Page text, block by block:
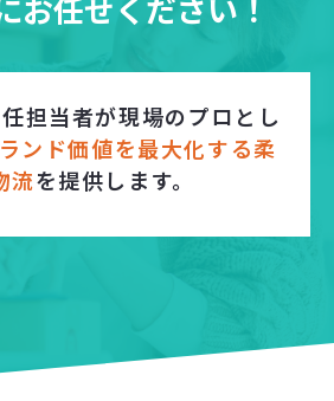
お任せください！
担当者が現場のプロとし
ンド価値を最大化する柔
流を提供します。